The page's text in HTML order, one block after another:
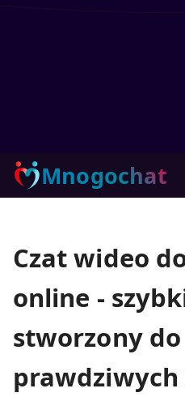
Mnogochat
Czat wideo
online -
stworzony do
prawdziwych